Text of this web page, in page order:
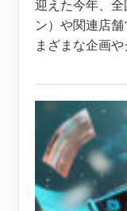
迎えた今年、
ン）や関連店
まざまな企画